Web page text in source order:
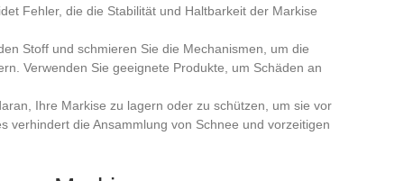
Fehler, die die Stabilität und Haltbarkeit der Markise
Stoff und schmieren Sie die Mechanismen, um die
Verwenden Sie geeignete Produkte, um Schäden an
Ihre Markise zu lagern oder zu schützen, um sie vor
verhindert die Ansammlung von Schnee und vorzeitigen